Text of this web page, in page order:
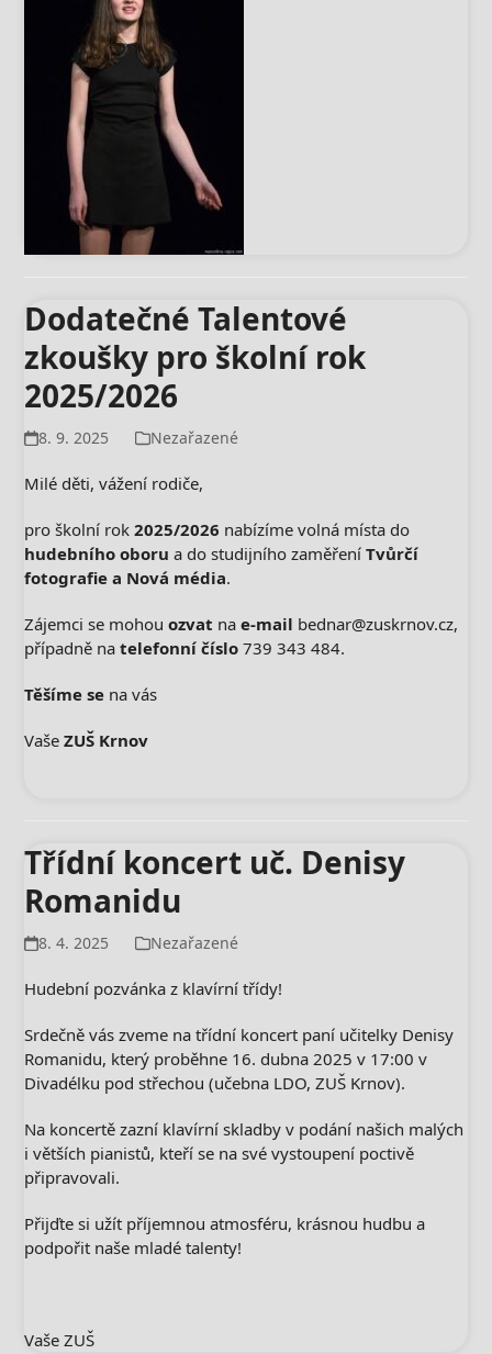
Dodatečné Talentové
zkoušky pro školní rok
2025/2026
8. 9. 2025 Nezařazené
Milé děti, vážení rodiče,
pro školní rok2025/2026 nabízíme volná místa do
hudebního oboru a do studijního zaměřeníTvůrčí
fotografie a Nová média.
Zájemci se mohouozvat nae-mail bednar@zuskrnov.cz,
případně natelefonní číslo 739 343 484.
Těšíme se na vás
VašeZUŠ Krnov
Třídní koncert uč. Denisy
Romanidu
8. 4. 2025 Nezařazené
Hudební pozvánka z klavírní třídy!
Srdečně vás zveme na třídní koncert paní učitelky Denisy
Romanidu, který proběhne 16. dubna 2025 v 17:00 v
Divadélku pod střechou (učebna LDO, ZUŠ Krnov).
Na koncertě zazní klavírní skladby v podání našich malých
i větších pianistů, kteří se na své vystoupení poctivě
připravovali.
Přijďte si užít příjemnou atmosféru, krásnou hudbu a
podpořit naše mladé talenty!
Vaše ZUŠ